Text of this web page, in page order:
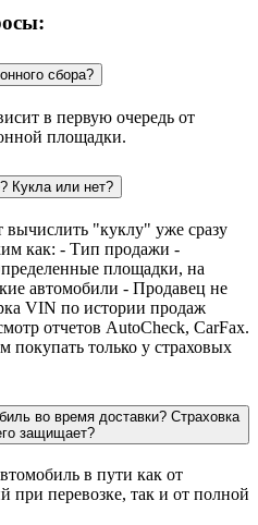
сбора?
в первую очередь от
площадки.
Кукла или нет?
"куклу" уже сразу
как: - Тип продажи -
площадки, на
автомобили - Продавец не
VIN по истории продаж
отчетов AutoCheck, CarFax.
покупать только у страховых
во время доставки? Страховка
защищает?
в пути как от
при перевозке, так и от полной